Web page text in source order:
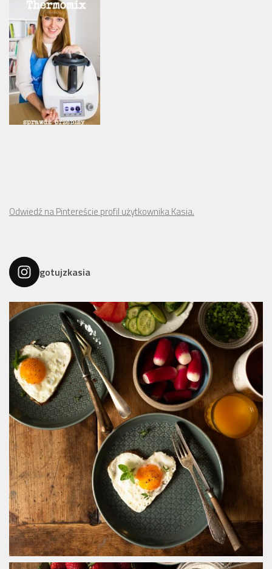
Odwiedź na Pintereście profil użytkownika Kasia.
gotujzkasia